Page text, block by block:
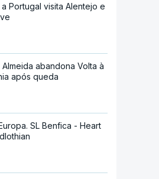
a Portugal visita Alentejo e
abandona Volta à
após queda
SL Benfica - Heart